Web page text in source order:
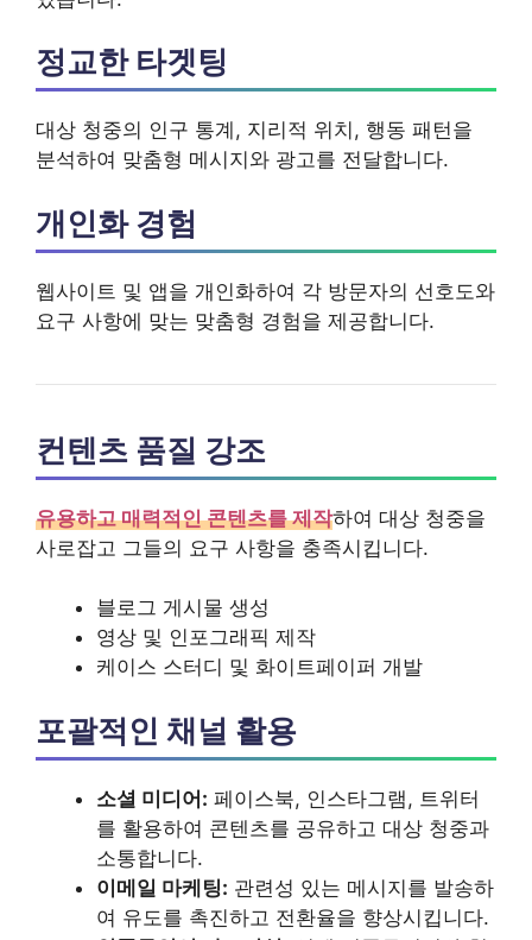
정교한 타겟팅
대상 청중의 인구 통계, 지리적 위치, 행동 패턴을
분석하여 맞춤형 메시지와 광고를 전달합니다.
개인화 경험
웹사이트 및 앱을 개인화하여 각 방문자의 선호도와
요구 사항에 맞는 맞춤형 경험을 제공합니다.
컨텐츠 품질 강조
유용하고 매력적인 콘텐츠를 제작하여 대상 청중을
사로잡고 그들의 요구 사항을 충족시킵니다.
블로그 게시물 생성
영상 및 인포그래픽 제작
케이스 스터디 및 화이트페이퍼 개발
포괄적인 채널 활용
소셜 미디어: 페이스북, 인스타그램, 트위터
를 활용하여 콘텐츠를 공유하고 대상 청중과
소통합니다.
이메일 마케팅: 관련성 있는 메시지를 발송하
여 유도를 촉진하고 전환율을 향상시킵니다.